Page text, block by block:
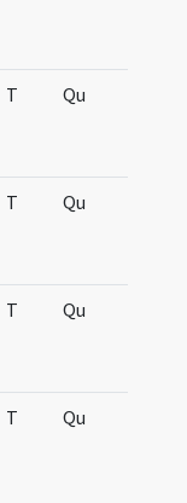
T Qu
T Qu
T Qu
T Qu